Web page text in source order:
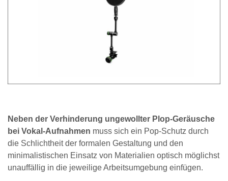
Neben der Verhinderung ungewollter Plop-Geräusche
bei Vokal-Aufnahmen muss sich ein Pop-Schutz durch
die Schlichtheit der formalen Gestaltung und den
minimalistischen Einsatz von Materialien optisch möglichst
unauffällig in die jeweilige Arbeitsumgebung einfügen.